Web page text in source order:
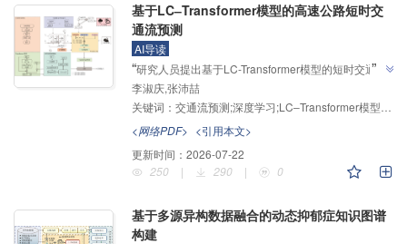
基于LC‒Transformer模型的高速公路短时交
通流预测
AI导读
“研究人员提出基于LC-Transformer模型的短时交通流
预测方法，结合长短期记忆网络、条件变分自编码器及
多源数据，"旨在更好地捕捉交通流中的非线性关系、
时空动态性及多因素融合特征，提升对复杂交通场景的
适应性和预测准确性"，实验表明该模型在多项误差指
标上优于现有方法，为智能交通系统建设奠定了基
”
李淑庆,张沛喆
关键词： 交通流预测;深度学习;LC‒Transformer模型;时空动态性;多因素数据;自注意力机制
<网络PDF> <引用本文>
更新时间： 2026-07-22
250
| 290 | 0
基于多源异构数据融合的动态抑郁症知识图谱
构建